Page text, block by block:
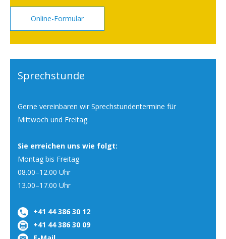
Online-Formular
Sprechstunde
Gerne vereinbaren wir Sprechstundentermine für
Mittwoch und Freitag.
Sie erreichen uns wie folgt:
Montag bis Freitag
08.00–12.00 Uhr
13.00–17.00 Uhr
+41 44 386 30 12
+41 44 386 30 09